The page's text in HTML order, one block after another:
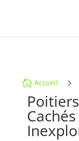
 Accueil 5